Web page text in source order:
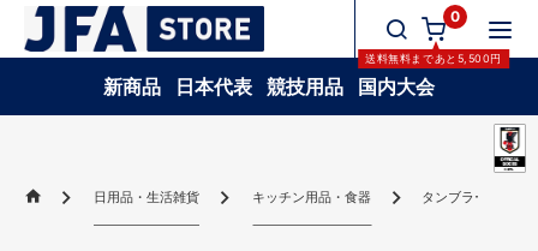
0
送料無料まであと 5,500円
新商品 日本代表 競技用品 国内大会
日用品・生活雑貨 キッチン用品・食器 タンブラー(JFA)